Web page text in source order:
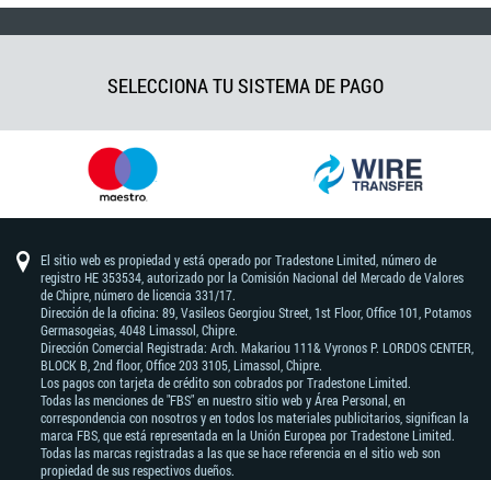
SELECCIONA TU SISTEMA DE PAGO
El sitio web es propiedad y está operado por Tradestone Limited, número de
registro HE 353534, autorizado por la Comisión Nacional del Mercado de Valores
de Chipre, número de licencia 331/17.
Dirección de la oficina: 89, Vasileos Georgiou Street, 1st Floor, Office 101, Potamos
Germasogeias, 4048 Limassol, Chipre.
Dirección Comercial Registrada: Arch. Makariou 111& Vyronos Р. LORDOS CENTER,
BLOCK В, 2nd floor, Office 203 3105, Limassol, Chipre.
Los pagos con tarjeta de crédito son cobrados por Tradestone Limited.
Todas las menciones de "FBS" en nuestro sitio web y Área Personal, en
correspondencia con nosotros y en todos los materiales publicitarios, significan la
marca FBS, que está representada en la Unión Europea por Tradestone Limited.
Todas las marcas registradas a las que se hace referencia en el sitio web son
propiedad de sus respectivos dueños.